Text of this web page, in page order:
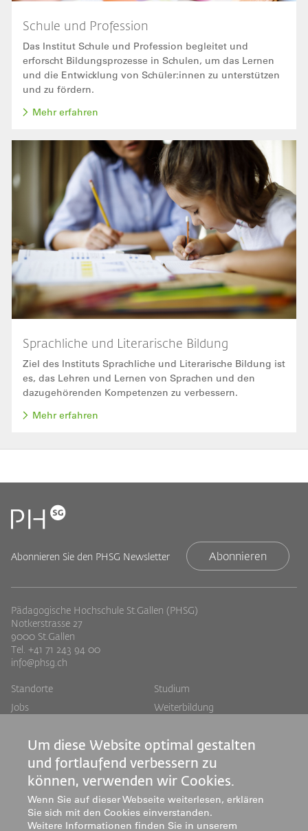
Schule und Profession
Das Institut Schule und Profession begleitet und
erforscht Bildungsprozesse in Schulen, um das Lernen
und die Entwicklung von Schüler:innen zu unterstützen
und zu fördern.
Mehr erfahren
Sprachliche und Literarische Bildung
Ziel des Instituts Sprachliche und Literarische Bildung ist
es, das Lehren und Lernen von Sprachen und den
dazugehörenden Kompetenzen zu verbessern.
Mehr erfahren
Abonnieren Sie den PHSG Newsletter Abonnieren
Pädagogische Hochschule St.Gallen (PHSG)
Notkerstrasse 27
9000 St.Gallen
Tel. +41 71 243 94 00
info@phsg.ch
Footer
Links
Standorte
Jobs
Mediatheken
Footer
rechts
Studium
Weiterbildung
Dienstleistung
Institute
Zentren
Über uns
Um diese Website optimal gestalten
und fortlaufend verbessern zu
können, verwenden wir Cookies.
Wenn Sie auf dieser Webseite weiterlesen, erklären
Sie sich mit den Cookies einverstanden.
Weitere Informationen finden Sie in unserem